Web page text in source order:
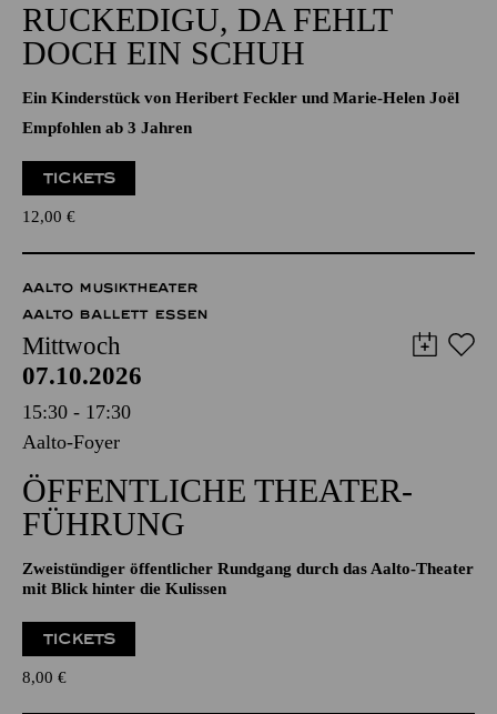
Aalto-Foyer
OPER KLEINLAUT
RUCKEDIGU, DA FEHLT
DOCH EIN SCHUH
Ein Kinderstück von Heribert Feckler und Marie-Helen Joël
Empfohlen ab 3 Jahren
12,00€
AALTO MUSIKTHEATER
AALTO BALLETT ESSEN
Mittwoch
07.10.2026
15:30 - 17:30
Aalto-Foyer
ÖFFENTLICHE THEATER­
FÜHRUNG
Zweistündiger öffentlicher Rundgang durch das Aalto-Theater
mit Blick hinter die Kulissen